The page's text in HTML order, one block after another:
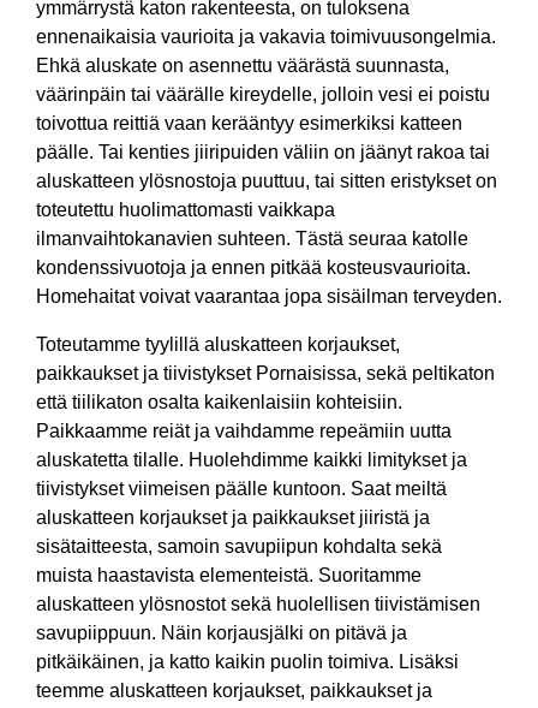
ymmärrystä katon rakenteesta, on tuloksena
ennenaikaisia vaurioita ja vakavia toimivuusongelmia.
Ehkä aluskate on asennettu väärästä suunnasta,
väärinpäin tai väärälle kireydelle, jolloin vesi ei poistu
toivottua reittiä vaan kerääntyy esimerkiksi katteen
päälle. Tai kenties jiiripuiden väliin on jäänyt rakoa tai
aluskatteen ylösnostoja puuttuu, tai sitten eristykset on
toteutettu huolimattomasti vaikkapa
ilmanvaihtokanavien suhteen. Tästä seuraa katolle
kondenssivuotoja ja ennen pitkää kosteusvaurioita.
Homehaitat voivat vaarantaa jopa sisäilman terveyden.
Toteutamme tyylillä aluskatteen korjaukset,
paikkaukset ja tiivistykset Pornaisissa, sekä peltikaton
että tiilikaton osalta kaikenlaisiin kohteisiin.
Paikkaamme reiät ja vaihdamme repeämiin uutta
aluskatetta tilalle. Huolehdimme kaikki limitykset ja
tiivistykset viimeisen päälle kuntoon. Saat meiltä
aluskatteen korjaukset ja paikkaukset jiiristä ja
sisätaitteesta, samoin savupiipun kohdalta sekä
muista haastavista elementeistä. Suoritamme
aluskatteen ylösnostot sekä huolellisen tiivistämisen
savupiippuun. Näin korjausjälki on pitävä ja
pitkäikäinen, ja katto kaikin puolin toimiva. Lisäksi
teemme aluskatteen korjaukset, paikkaukset ja